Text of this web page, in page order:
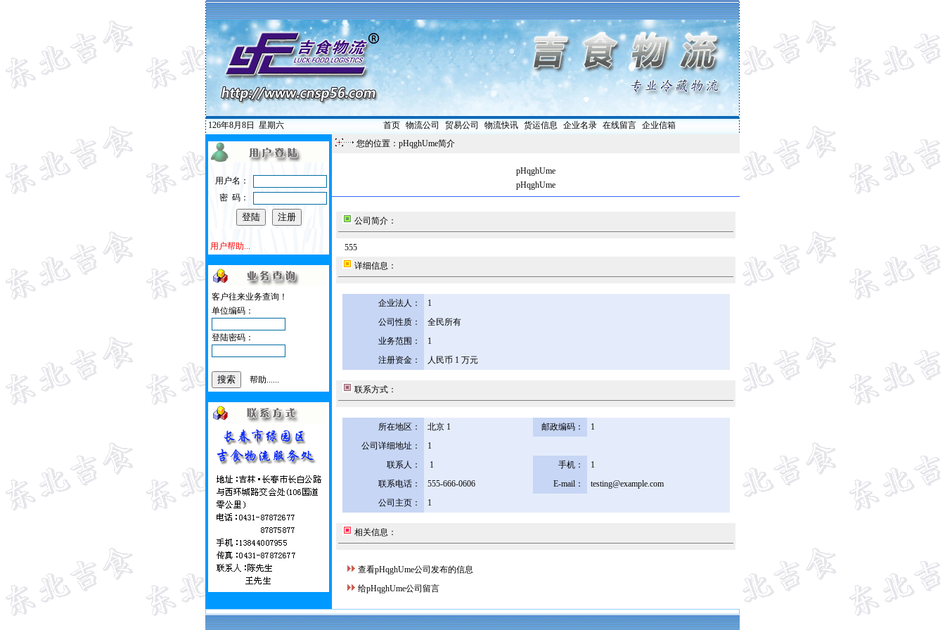
126年8月8日 星期六 首页| 物流公司 贸易公司 物流快讯| 货运信息 企业名录| 在线留言| 企业信箱
用户名：
密 码：
用户帮助...
客户往来业务查询！
单位编码：
登陆密码：
帮助......
您的位置：pHqghUme简介
pHqghUme
pHqghUme
公司简介：
555
详细信息：
企业法人：
1
公司性质：
全民所有
业务范围：
1
注册资金：
人民币 1 万元
联系方式：
所在地区： 北京 1 邮政编码：
1
公司详细地址：
1
联系人：
1 手机：
1
联系电话：
555-666-0606 E-mail：
testing@example.com
公司主页：
1
相关信息：
查看pHqghUme公司发布的信息
给pHqghUme公司留言